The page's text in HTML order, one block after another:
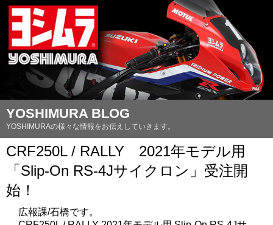
YOSHIMURA BLOG
YOSHIMURAの様々な情報をお伝えしていきます。
CRF250L / RALLY 2021年モデル用
「Slip-On RS-4Jサイクロン」受注開
始！
広報課/石橋です。